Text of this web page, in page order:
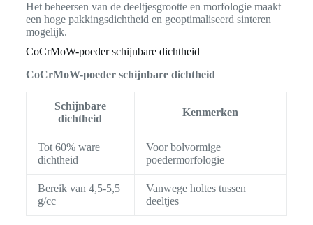
Het beheersen van de deeltjesgrootte en morfologie maakt
een hoge pakkingsdichtheid en geoptimaliseerd sinteren
mogelijk.
CoCrMoW-poeder schijnbare dichtheid
CoCrMoW-poeder schijnbare dichtheid
Schijnbare
dichtheid
Kenmerken
Tot 60% ware
dichtheid
Voor bolvormige
poedermorfologie
Bereik van 4,5-5,5
g/cc
Vanwege holtes tussen
deeltjes